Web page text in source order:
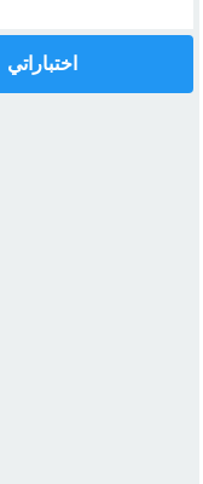
اختباراتي